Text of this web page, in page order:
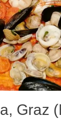
Graz